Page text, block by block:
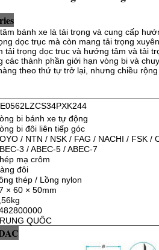
bánh xe là tải trọng và cung cấp
dọc trục mà còn mang tải trọng
tải trọng dọc trục và hướng tâm và tải
thành phần giới hạn vòng bi và
theo thứ tự trở lại, nhưng chiều
bi bánh xe tự động
bi đôi liên tiếp góc
/ NTN / NSK / FAG / NACHI / FSK /
3 / ABEC-5 / ABEC-7
mạ crôm
đôi
thép / Lồng nylon
× 60 × 50mm
QUỐC